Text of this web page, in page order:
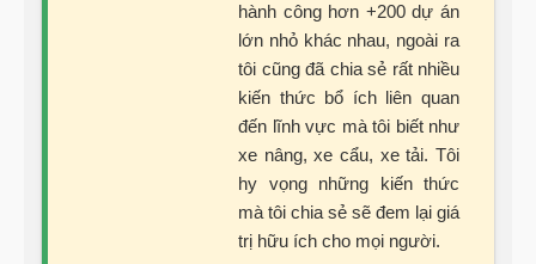
hành công hơn +200 dự án
lớn nhỏ khác nhau, ngoài ra
tôi cũng đã chia sẻ rất nhiều
kiến thức bổ ích liên quan
đến lĩnh vực mà tôi biết như
xe nâng, xe cẩu, xe tải. Tôi
hy vọng những kiến thức
mà tôi chia sẻ sẽ đem lại giá
trị hữu ích cho mọi người.